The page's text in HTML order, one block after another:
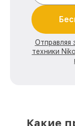
Отправляя
техники
Какие